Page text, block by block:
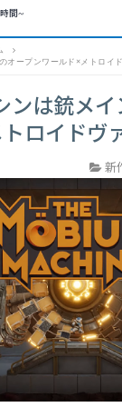
間~
オープンワールド×メトロイド
ンは銃メ
ロイドヴ
新